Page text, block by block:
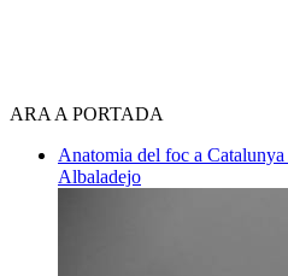
ARA A PORTADA
Anatomia del foc a Catalunya
Albaladejo